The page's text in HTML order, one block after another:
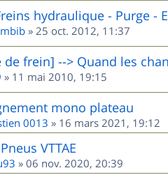
hydraulique - Purge -
» 25 oct. 2012, 11:37
de frein] --> Quand les
» 11 mai 2010, 19:15
mono plateau
0013 » 16 mars 2021, 19:12
VTTAE
» 06 nov. 2020, 20:39